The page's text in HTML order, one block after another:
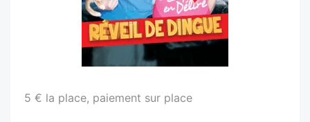
5 € la place, paiement sur place